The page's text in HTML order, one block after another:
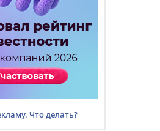
Что делать?